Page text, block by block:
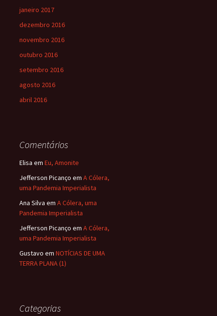
janeiro 2017
dezembro 2016
novembro 2016
outubro 2016
setembro 2016
agosto 2016
abril 2016
Comentários
Elisa em Eu, Amonite
Jefferson Picanço em A Cólera,
uma Pandemia Imperialista
Ana Silva em A Cólera, uma
Pandemia Imperialista
Jefferson Picanço em A Cólera,
uma Pandemia Imperialista
Gustavo em NOTÍCIAS DE UMA
TERRA PLANA (1)
Categorias